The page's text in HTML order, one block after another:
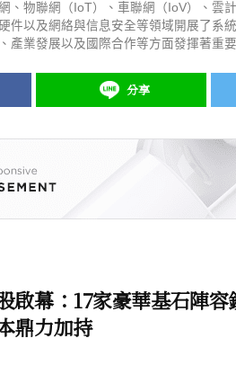
、物聯網（IoT）、車聯網（IoV）、雲
件以及網絡與信息安全等領域開展了系
產業發展以及國際合作等方面發揮著重
分享
啟幕：17家豪華基石陣容
鼎力加持